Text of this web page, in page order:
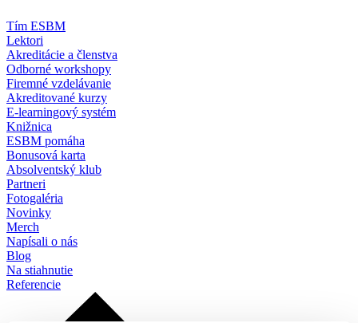
Tím ESBM
Lektori
Akreditácie a členstva
Odborné workshopy
Firemné vzdelávanie
Akreditované kurzy
E-learningový systém
Knižnica
ESBM pomáha
Bonusová karta
Absolventský klub
Partneri
Fotogaléria
Novinky
Merch
Napísali o nás
Blog
Na stiahnutie
Referencie